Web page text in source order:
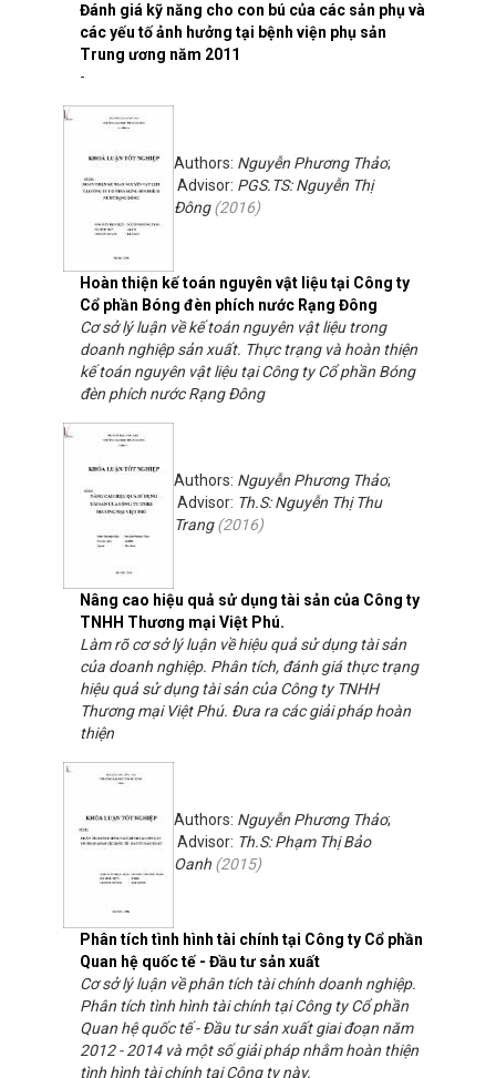
Đánh giá kỹ năng cho con bú của các sản phụ và
các yếu tố ảnh hưởng tại bệnh viện phụ sản
Trung ương năm 2011
-
Hoàn thiện kế toán nguyên vật liệu tại Công ty
Cổ phần Bóng đèn phích nước Rạng Đông
Authors: Nguyễn Phương Thảo;
Advisor: PGS.TS: Nguyễn Thị
Đông(2016)
Cơ sở lý luận về kế toán nguyên vật liệu trong
doanh nghiệp sản xuất. Thực trạng và hoàn thiện
kế toán nguyên vật liệu tại Công ty Cổ phần Bóng
đèn phích nước Rạng Đông
Nâng cao hiệu quả sử dụng tài sản của Công ty
TNHH Thương mại Việt Phú.
Authors: Nguyễn Phương Thảo;
Advisor: Th.S: Nguyễn Thị Thu
Trang(2016)
Làm rõ cơ sở lý luận về hiệu quả sử dụng tài sản
của doanh nghiệp. Phân tích, đánh giá thực trạng
hiệu quả sử dụng tài sản của Công ty TNHH
Thương mại Việt Phú. Đưa ra các giải pháp hoàn
thiện
Phân tích tình hình tài chính tại Công ty Cổ phần
Quan hệ quốc tế - Đầu tư sản xuất
Authors: Nguyễn Phương Thảo;
Advisor: Th.S: Phạm Thị Bảo
Oanh (2015)
Cơ sở lý luận về phân tích tài chính doanh nghiệp.
Phân tích tình hình tài chính tại Công ty Cổ phần
Quan hệ quốc tế - Đầu tư sản xuất giai đoạn năm
2012 - 2014 và một số giải pháp nhằm hoàn thiện
tình hình tài chính tại Công ty này.